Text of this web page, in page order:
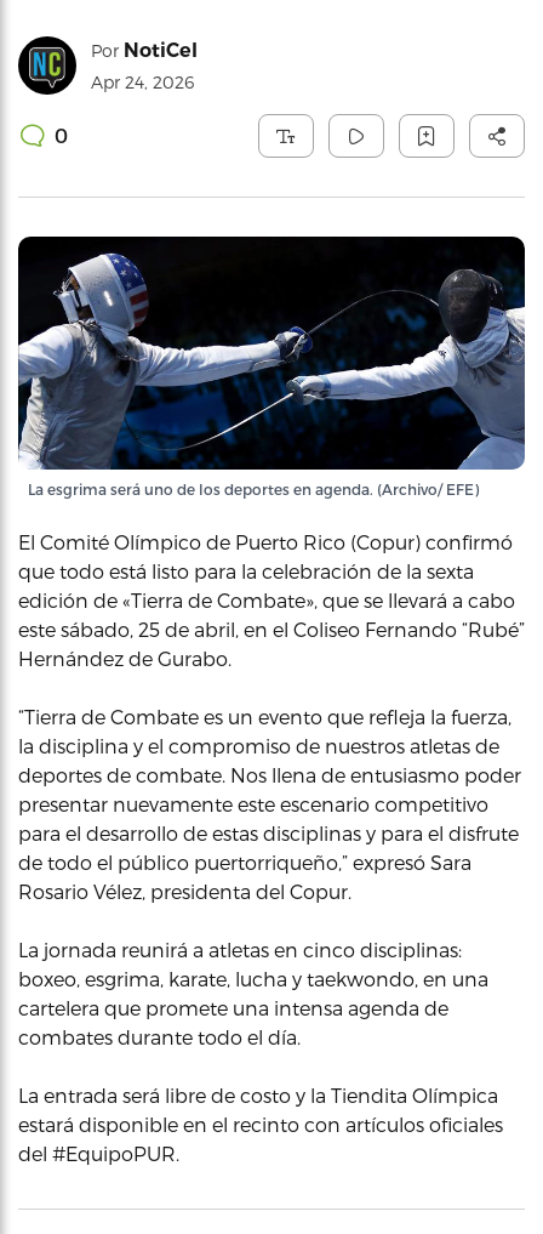
Por NotiCel
Apr 24, 2026
0
La esgrima será uno de los deportes en agenda. (Archivo/ EFE)
El Comité Olímpico de Puerto Rico (Copur) confirmó
que todo está listo para la celebración de la sexta
edición de «Tierra de Combate», que se llevará a cabo
este sábado, 25 de abril, en el Coliseo Fernando “Rubé”
Hernández de Gurabo.
“Tierra de Combate es un evento que refleja la fuerza,
la disciplina y el compromiso de nuestros atletas de
deportes de combate. Nos llena de entusiasmo poder
presentar nuevamente este escenario competitivo
para el desarrollo de estas disciplinas y para el disfrute
de todo el público puertorriqueño,” expresó Sara
Rosario Vélez, presidenta del Copur.
La jornada reunirá a atletas en cinco disciplinas:
boxeo, esgrima, karate, lucha y taekwondo, en una
cartelera que promete una intensa agenda de
combates durante todo el día.
La entrada será libre de costo y la Tiendita Olímpica
estará disponible en el recinto con artículos oficiales
del #EquipoPUR.